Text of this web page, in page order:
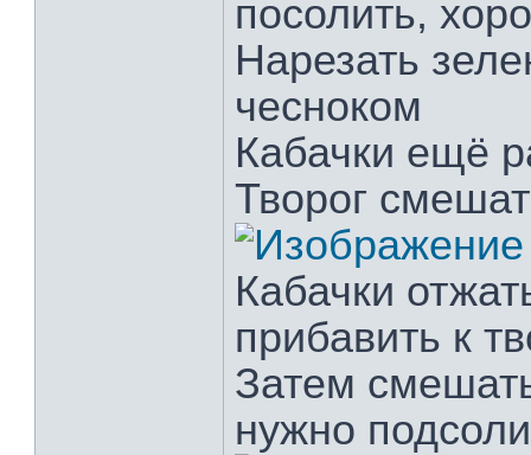
посолить,
Нарезать
чесноком
Кабачки ещё
Творог
Кабачки
прибавить к
Затем
нужно